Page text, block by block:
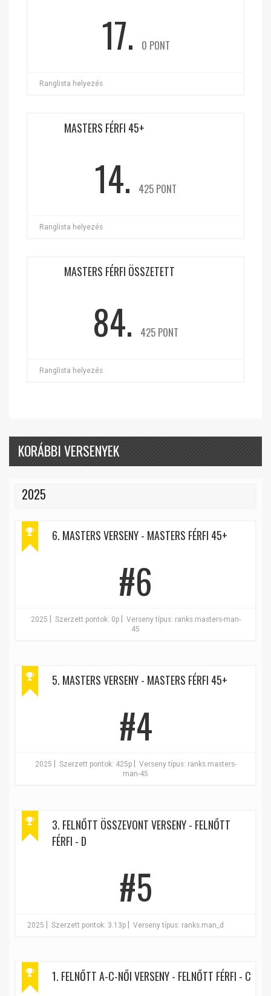
17. 0 PONT
Ranglista helyezés
MASTERS FÉRFI 45+
14. 425 PONT
Ranglista helyezés
MASTERS FÉRFI ÖSSZETETT
84. 425 PONT
Ranglista helyezés
KORÁBBI VERSENYEK
2025
6. MASTERS VERSENY - MASTERS FÉRFI 45+
#6
2025 Szerzett pontok: 0p|
Verseny típus: ranks.masters-man-
45
5. MASTERS VERSENY - MASTERS FÉRFI 45+
#4
2025 Szerzett pontok: 425p|
Verseny típus: ranks.masters-
man-45
3. FELNŐTT ÖSSZEVONT VERSENY - FELNŐTT
FÉRFI - D
#5
2025 Szerzett pontok: 3.13p Verseny típus: ranks.man_d
1. FELNŐTT A-C-NŐI VERSENY - FELNŐTT FÉRFI - C